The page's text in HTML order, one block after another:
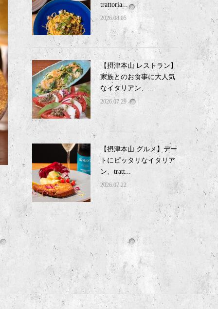
trattoria...
2026.08.05
【摂津本山 レストラン】
家族とのお食事に大人気
なイタリアン、...
2026.07.29
【摂津本山 グルメ】デー
トにピッタリなイタリア
ン、tratt...
2026.07.22